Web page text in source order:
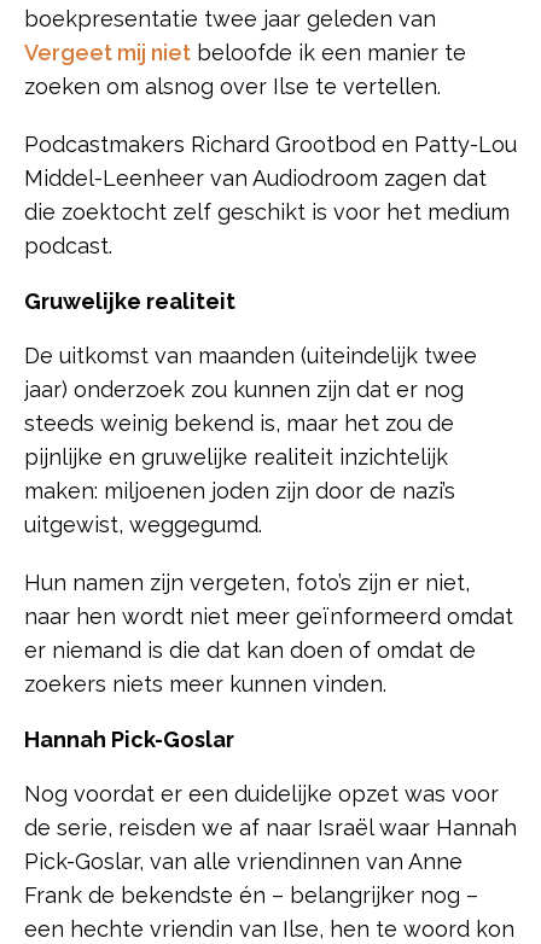
boekpresentatie twee jaar geleden van
Vergeet mij niet beloofde ik een manier te
zoeken om alsnog over Ilse te vertellen.
Podcastmakers Richard Grootbod en Patty-Lou
Middel-Leenheer van Audiodroom zagen dat
die zoektocht zelf geschikt is voor het medium
podcast.
Gruwelijke realiteit
De uitkomst van maanden (uiteindelijk twee
jaar) onderzoek zou kunnen zijn dat er nog
steeds weinig bekend is, maar het zou de
pijnlijke en gruwelijke realiteit inzichtelijk
maken: miljoenen joden zijn door de nazi’s
uitgewist, weggegumd.
Hun namen zijn vergeten, foto’s zijn er niet,
naar hen wordt niet meer geïnformeerd omdat
er niemand is die dat kan doen of omdat de
zoekers niets meer kunnen vinden.
Hannah Pick-Goslar
Nog voordat er een duidelijke opzet was voor
de serie, reisden we af naar Israël waar Hannah
Pick-Goslar, van alle vriendinnen van Anne
Frank de bekendste én – belangrijker nog –
een hechte vriendin van Ilse, hen te woord kon